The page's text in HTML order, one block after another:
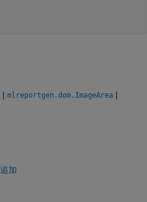
| mlreportgen.dom.ImageArea |
加